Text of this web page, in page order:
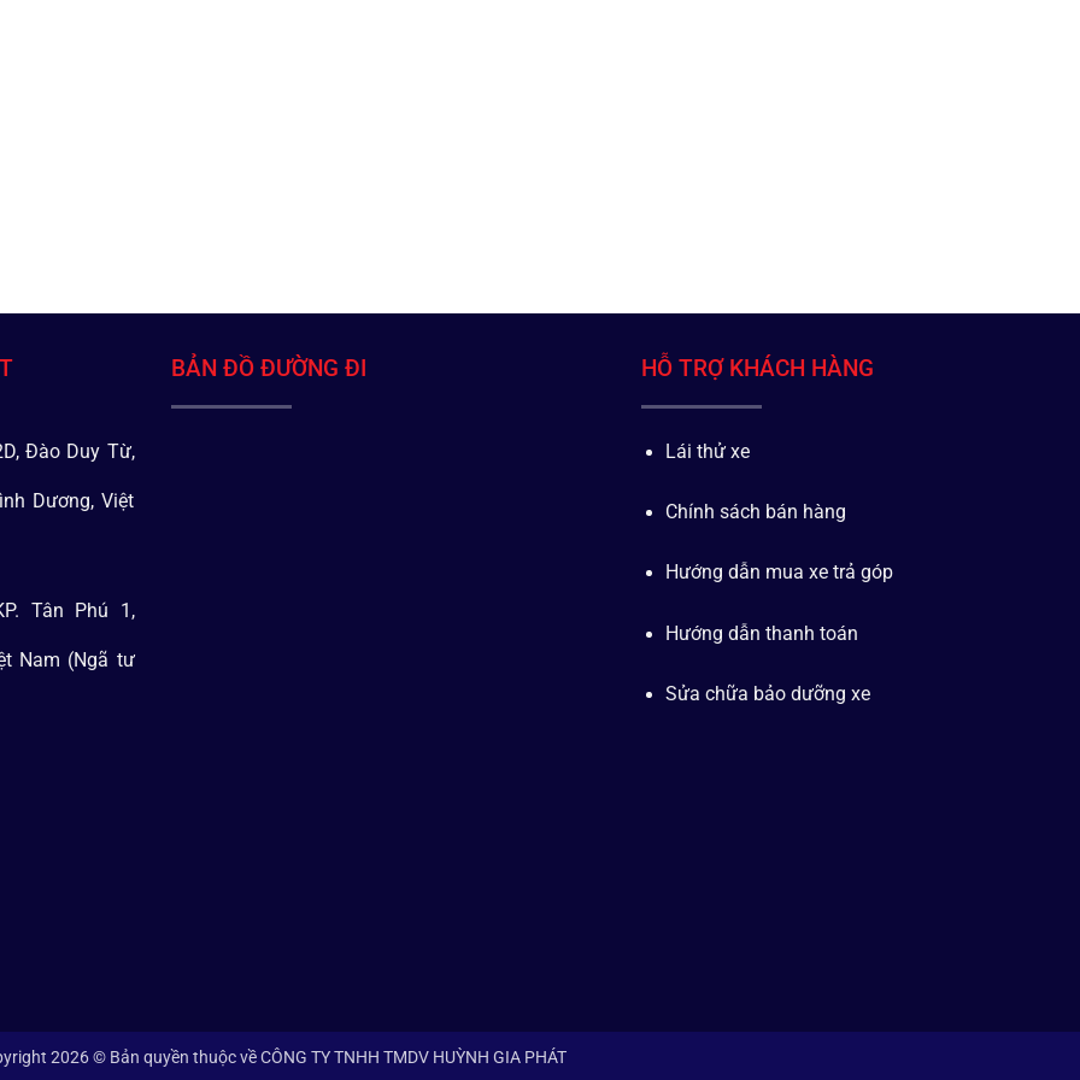
Đào Duy Từ,
Dương, Việt
Tân Phú 1,
Nam (Ngã tư
BẢN ĐỒ ĐƯỜNG ĐI HỖ TRỢ KHÁCH HÀNG
Lái thử xe
Chính sách bán hàng
Hướng dẫn mua xe trả góp
Hướng dẫn thanh toán
Sửa chữa bảo dưỡng xe
2026 © Bản quyền thuộc về CÔNG TY TNHH TMDV HUỲNH GIA PHÁT